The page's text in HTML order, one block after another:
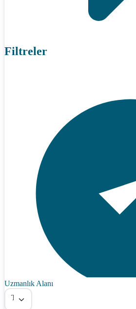
Filtreler
Uzmanlık Alanı
Tümü